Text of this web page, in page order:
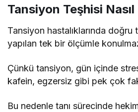
Tansiyon Teşhisi
Tansiyon hastalıklarında doğru
yapılan tek bir ölçümle
Çünkü tansiyon, gün içinde
kafein, egzersiz gibi pek çok
Bu nedenle tanı sürecinde